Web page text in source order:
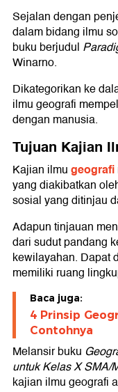
Sejalan dengan
dalam bidang ilmu
buku berjudul
Winarno.
Dikategorikan ke
ilmu geografi
dengan manusia.
Tujuan Kajian
Kajian ilmugeografi
yang diakibatkan
sosial yang ditinjau
Adapun tinjauan
dari sudut pandang
kewilayahan. Dapat
memiliki ruang
Baca juga:
4 Prinsip
Contohnya
Melansir buku
untuk Kelas X SMA/
kajian ilmu geografi